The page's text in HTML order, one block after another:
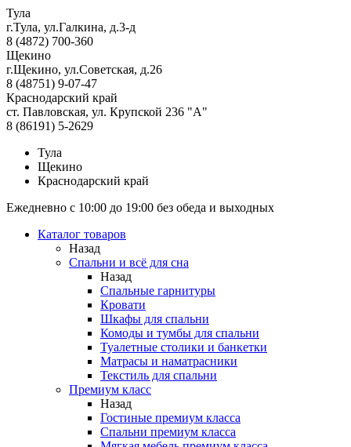
Тула
г.Тула, ул.Галкина, д.3-д
8 (4872) 700-360
Щекино
г.Щекино, ул.Советская, д.26
8 (48751) 9-07-47
Краснодарский край
ст. Павловская, ул. Крупской 236 "А"
8 (86191) 5-2629
Тула
Щекино
Краснодарский край
Ежедневно с 10:00 до 19:00 без обеда и выходных
Каталог товаров
Назад
Спальни и всё для сна
Назад
Спальные гарнитуры
Кровати
Шкафы для спальни
Комоды и тумбы для спальни
Туалетные столики и банкетки
Матрасы и наматрасники
Текстиль для спальни
Премиум класс
Назад
Гостиные премиум класса
Спальни премиум класса